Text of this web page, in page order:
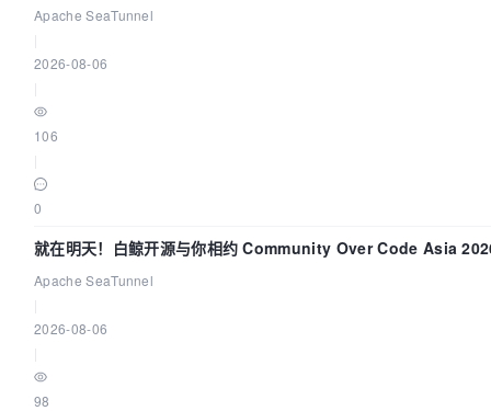
题
Apache SeaTunnel
2026-08-06
106
0
就在明天！白鲸开源与你相约 Community Over Code Asia
Apache SeaTunnel
2026-08-06
98